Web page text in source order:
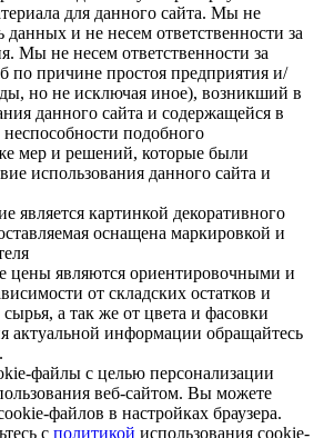
для данного сайта. Мы не
данных и не несем ответственности за
Мы не несем ответственности за
по причине простоя предприятия и/
но не исключая иное), возникший в
данного сайта и содержащейся в
подобного
мер и решений, которые были
использования данного сайта и
является картинкой декоративного
оснащена маркировкой и
цены являются ориентировочными и
от складских остатков и
а так же от цвета и фасовки
актуальной информации обращайтесь
файлы с целью персонализации
веб-сайтом. Вы можете
файлов в настройках браузера.
с политикой использования cookie-